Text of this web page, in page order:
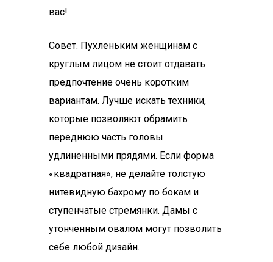
вас!
Совет. Пухленьким женщинам с
круглым лицом не стоит отдавать
предпочтение очень коротким
вариантам. Лучше искать техники,
которые позволяют обрамить
переднюю часть головы
удлиненными прядями. Если форма
«квадратная», не делайте толстую
нитевидную бахрому по бокам и
ступенчатые стремянки. Дамы с
утонченным овалом могут позволить
себе любой дизайн.